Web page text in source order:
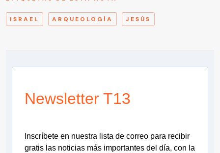
ISRAEL ARQUEOLOGÍA JESÚS
Newsletter T13
Inscríbete en nuestra lista de correo para recibir
gratis las noticias más importantes del día, con la